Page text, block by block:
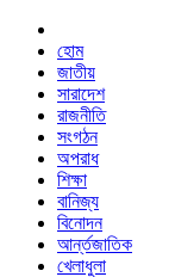
হোম
জাতীয়
সারাদেশ
রাজনীতি
সংগঠন
অপরাধ
শিক্ষা
বানিজ্য
বিনোদন
আর্ন্তজাতিক
খেলাধুলা